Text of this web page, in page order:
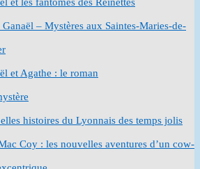
– Mystères aux Saintes-Maries-de-
et Agathe : le roman
histoires du Lyonnais des temps jolis
Coy : les nouvelles aventures d’un cow-